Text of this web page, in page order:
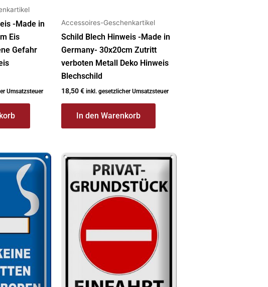
-Made in
Eis
Gefahr
Umsatzsteuer
Accessoires-Geschenkartikel
Schild Blech Hinweis -Made in
Germany- 30x20cm Zutritt
verboten Metall Deko Hinweis
Blechschild
18,50€ inkl. gesetzlicher Umsatzsteuer
In den Warenkorb